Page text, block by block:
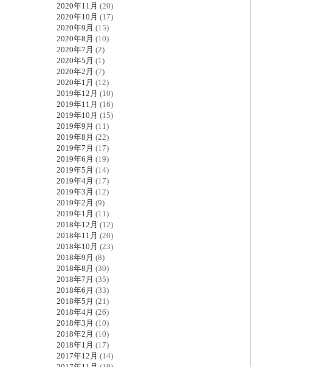
2020年11月 (20)
2020年10月 (17)
2020年9月 (15)
2020年8月 (10)
2020年7月 (2)
2020年5月 (1)
2020年2月 (7)
2020年1月 (12)
2019年12月 (10)
2019年11月 (16)
2019年10月 (15)
2019年9月 (11)
2019年8月 (22)
2019年7月 (17)
2019年6月 (19)
2019年5月 (14)
2019年4月 (17)
2019年3月 (12)
2019年2月 (9)
2019年1月 (11)
2018年12月 (12)
2018年11月 (20)
2018年10月 (23)
2018年9月 (8)
2018年8月 (30)
2018年7月 (35)
2018年6月 (33)
2018年5月 (21)
2018年4月 (26)
2018年3月 (10)
2018年2月 (10)
2018年1月 (17)
2017年12月 (14)